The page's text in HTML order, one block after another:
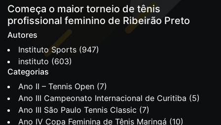
Começa o maior torneio de tênis
profissional feminino de Ribeirão Preto
Autores
Instituto Sports (947)
instituto (603)
Categorias
Ano II – Tennis Open (7)
Ano III Campeonato Internacional de Curitiba (5)
Ano III São Paulo Tennis Classic (7)
Ano IV Copa Feminina de Tênis Maringá (10)